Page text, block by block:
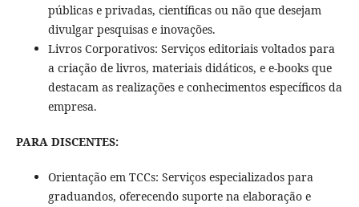
públicas e privadas, científicas ou não que desejam
divulgar pesquisas e inovações.
Livros Corporativos: Serviços editoriais voltados para
a criação de livros, materiais didáticos, e e-books que
destacam as realizações e conhecimentos específicos da
empresa.
PARA DISCENTES:
Orientação em TCCs: Serviços especializados para
graduandos, oferecendo suporte na elaboração e